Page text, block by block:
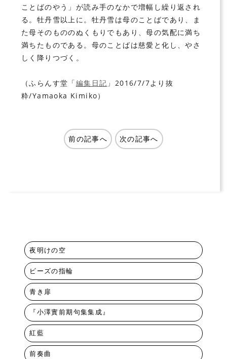
ことばのやう」が読み手のなかで増幅し繰り返され
る。牡丹雪以上に。牡丹雪は母のことばであり、ま
た母そのもののぬくもりでもあり、母の気配に満ち
満ちたものである。母のことばは慈愛と化し、やさ
しく降りつづく。
（ふらんす堂「編集日記 」2016/7/7より抜
粋/Yamaoka Kimiko）
前の記事へ 次の記事へ
夜明けの空
ビーズの指輪
青き扉
『小澤實前期句集集成』
紅藍
前奏曲